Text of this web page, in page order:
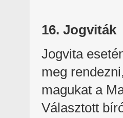
16. Jogviták
Jogvita
meg
magukat a
Választott